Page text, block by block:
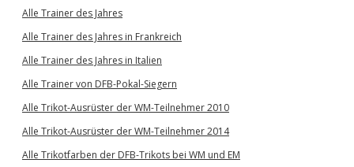
Alle Trainer des Jahres
Alle Trainer des Jahres in Frankreich
Alle Trainer des Jahres in Italien
Alle Trainer von DFB-Pokal-Siegern
Alle Trikot-Ausrüster der WM-Teilnehmer 2010
Alle Trikot-Ausrüster der WM-Teilnehmer 2014
Alle Trikotfarben der DFB-Trikots bei WM und EM